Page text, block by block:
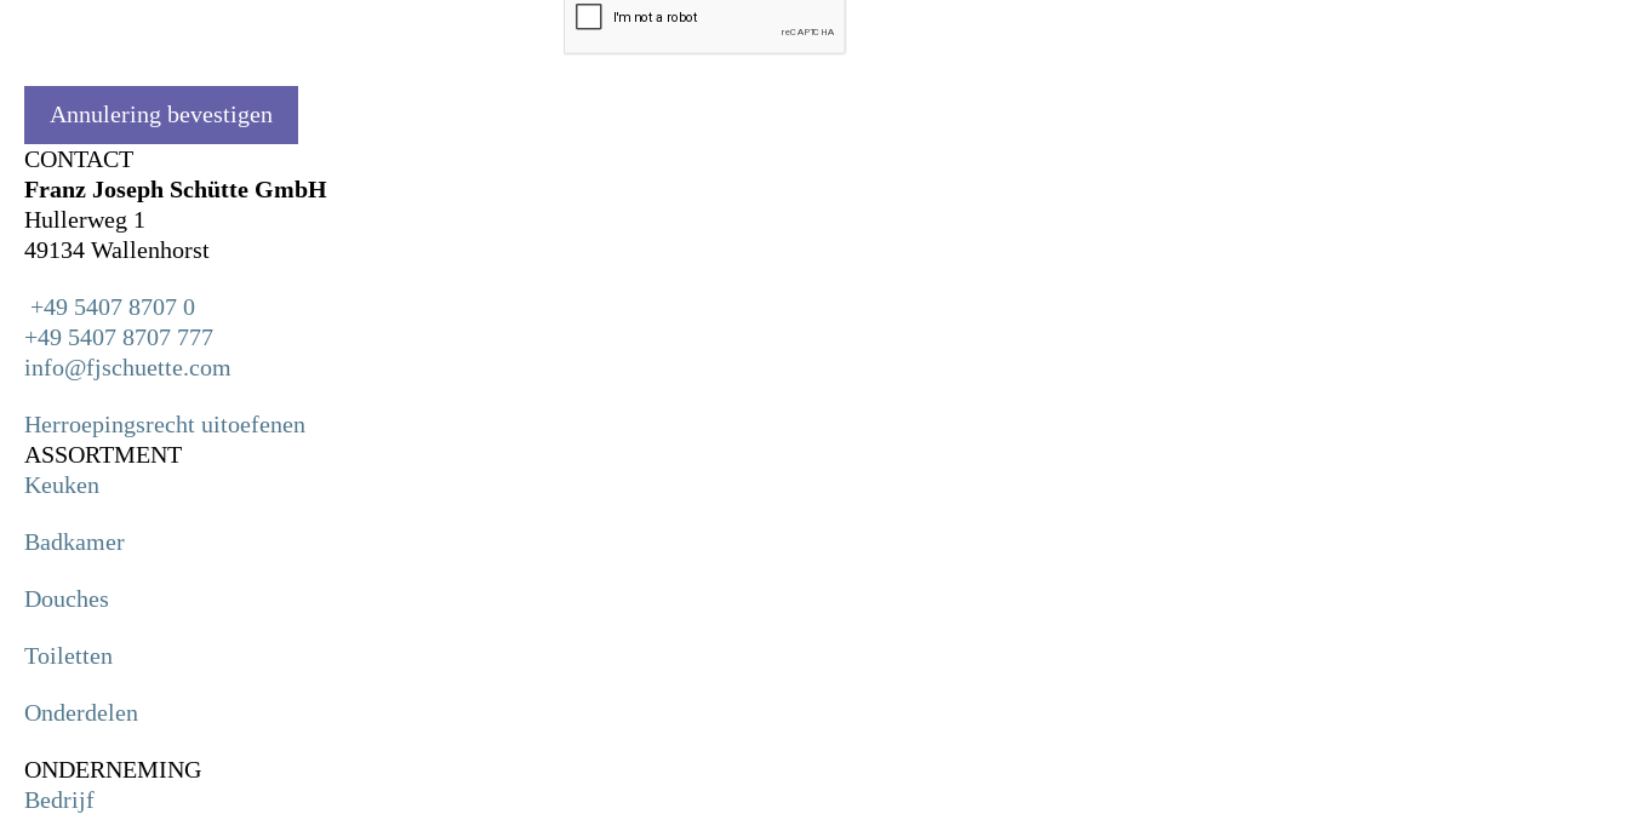
Annulering bevestigen
CONTACT
Franz Joseph Schütte GmbH
Hullerweg 1
49134 Wallenhorst
+49 5407 8707 0
+49 5407 8707 777
info@fjschuette.com
Herroepingsrecht uitoefenen
ASSORTMENT
Keuken
Badkamer
Douches
Toiletten
Onderdelen
ONDERNEMING
Bedrijf